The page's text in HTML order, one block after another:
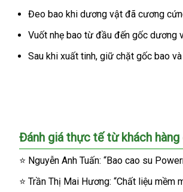
mỏng
kéo
thời
Đeo bao khi dương vật đã cương
Vuốt nhẹ bao từ đầu đến gốc dương
Sau khi xuất tinh, giữ chặt gốc bao
Đánh giá thực tế từ khách hàng
⭐ Nguyễn Anh Tuấn: “Bao cao su
⭐ Trần Thị Mai Hương: “Chất liệu